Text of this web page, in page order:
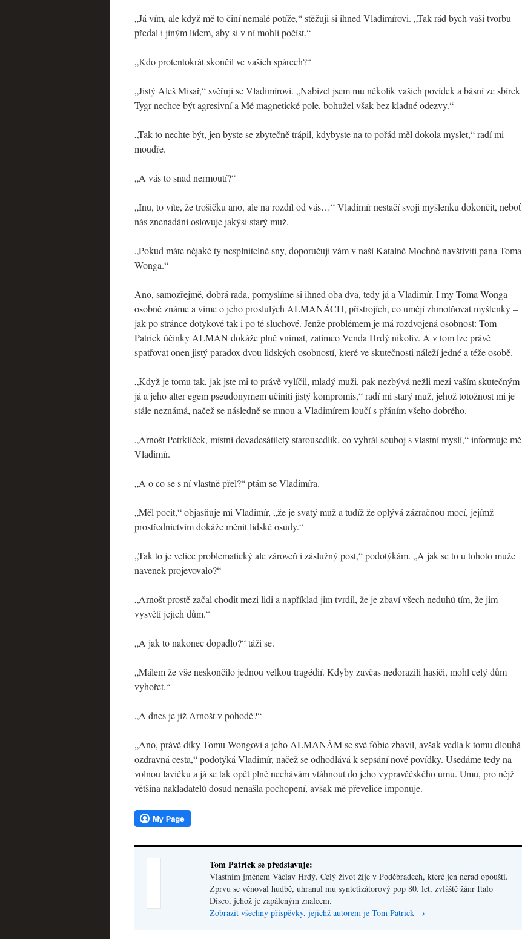
„Já vím, ale když mě to činí nemalé potíže,“ stěžuji si ihned Vladimírovi. „Tak rád bych vaši tvorbu
předal i jiným lidem, aby si v ní mohli počíst.“
„Kdo protentokrát skončil ve vašich spárech?“
„Jistý Aleš Misař,“ svěřuji se Vladimírovi. „Nabízel jsem mu několik vašich povídek a básní ze sbírek
Tygr nechce být agresivní a Mé magnetické pole, bohužel však bez kladné odezvy.“
„Tak to nechte být, jen byste se zbytečně trápil, kdybyste na to pořád měl dokola myslet,“ radí mi
moudře.
„A vás to snad nermoutí?“
„Inu, to víte, že trošičku ano, ale na rozdíl od vás…“ Vladimír nestačí svoji myšlenku dokončit, neboť
nás znenadání oslovuje jakýsi starý muž.
„Pokud máte nějaké ty nesplnitelné sny, doporučuji vám v naší Katalné Mochně navštíviti pana Toma
Wonga.“
Ano, samozřejmě, dobrá rada, pomyslíme si ihned oba dva, tedy já a Vladimír. I my Toma Wonga
osobně známe a víme o jeho proslulých ALMANÁCH, přístrojích, co umějí zhmotňovat myšlenky –
jak po stránce dotykové tak i po té sluchové. Jenže problémem je má rozdvojená osobnost: Tom
Patrick účinky ALMAN dokáže plně vnímat, zatímco Venda Hrdý nikoliv. A v tom lze právě
spatřovat onen jistý paradox dvou lidských osobností, které ve skutečnosti náleží jedné a téže osobě.
„Když je tomu tak, jak jste mi to právě vylíčil, mladý muži, pak nezbývá nežli mezi vaším skutečným
já a jeho alter egem pseudonymem učiniti jistý kompromis,“ radí mi starý muž, jehož totožnost mi je
stále neznámá, načež se následně se mnou a Vladimírem loučí s přáním všeho dobrého.
„Arnošt Petrklíček, místní devadesátiletý starousedlík, co vyhrál souboj s vlastní myslí,“ informuje mě
Vladimír.
„A o co se s ní vlastně přel?“ ptám se Vladimíra.
„Měl pocit,“ objasňuje mi Vladimír, „že je svatý muž a tudíž že oplývá zázračnou mocí, jejímž
prostřednictvím dokáže měnit lidské osudy.“
„Tak to je velice problematický ale zároveň i záslužný post,“ podotýkám. „A jak se to u tohoto muže
navenek projevovalo?“
„Arnošt prostě začal chodit mezi lidi a například jim tvrdil, že je zbaví všech neduhů tím, že jim
vysvětí jejich dům.“
„A jak to nakonec dopadlo?“ táži se.
„Málem že vše neskončilo jednou velkou tragédií. Kdyby zavčas nedorazili hasiči, mohl celý dům
vyhořet.“
„A dnes je již Arnošt v pohodě?“
„Ano, právě díky Tomu Wongovi a jeho ALMANÁM se své fóbie zbavil, avšak vedla k tomu dlouhá
ozdravná cesta,“ podotýká Vladimír, načež se odhodlává k sepsání nové povídky. Usedáme tedy na
volnou lavičku a já se tak opět plně nechávám vtáhnout do jeho vypravěčského umu. Umu, pro nějž
většina nakladatelů dosud nenašla pochopení, avšak mě převelice imponuje.
Tom Patrick se představuje:
Vlastním jménem Václav Hrdý. Celý život žije v Poděbradech, které jen nerad opouští.
Zprvu se věnoval hudbě, uhranul mu syntetizátorový pop 80. let, zvláště žánr Italo
Disco, jehož je zapáleným znalcem.
Zobrazit všechny příspěvky, jejichž autorem je Tom Patrick →